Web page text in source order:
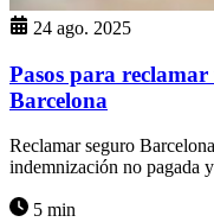
24 ago. 2025
Pasos para
Barcelona
Reclamar seguro
indemnización no pagada
5 min